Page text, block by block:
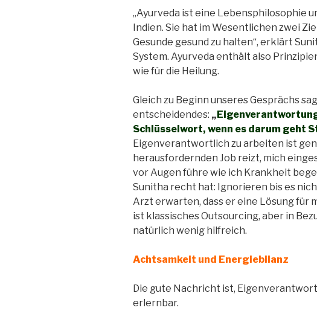
„Ayurveda ist eine Lebensphilosophie
Indien. Sie hat im Wesentlichen zwei
Gesunde gesund zu halten“, erklärt
System. Ayurveda enthält also
wie für die Heilung.
Gleich zu Beginn unseres Gesprächs
entscheidendes: „
Schlüsselwort, wenn es darum geht
Eigenverantwortlich zu arbeiten ist
herausfordernden Job reizt, mich
vor Augen führe wie ich Krankheit
Sunitha recht hat: Ignorieren bis es
Arzt erwarten, dass er eine Lösung für
ist klassisches Outsourcing, aber in
natürlich wenig hilfreich.
Achtsamkeit und Energiebilanz
Die gute Nachricht ist,
erlernbar.